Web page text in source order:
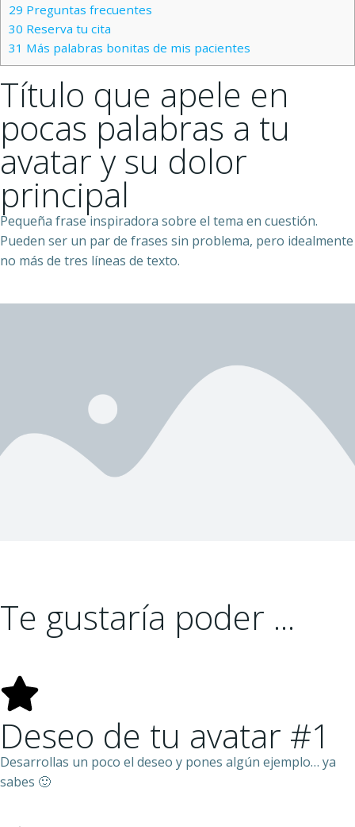
29 Preguntas frecuentes
30 Reserva tu cita
31 Más palabras bonitas de mis pacientes
Título que apele en
pocas palabras a tu
avatar y su dolor
principal
Pequeña frase inspiradora sobre el tema en cuestión.
Pueden ser un par de frases sin problema, pero idealmente
no más de tres líneas de texto.
Te gustaría poder ...
Deseo de tu avatar #1
Desarrollas un poco el deseo y pones algún ejemplo… ya
sabes 🙂